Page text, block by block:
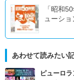
「昭和
ューシ
あわせて読みたい
ピューロ